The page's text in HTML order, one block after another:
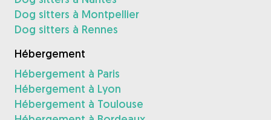
Dog sitters à Montpellier
Dog sitters à Rennes
Hébergement
Hébergement à Paris
Hébergement à Lyon
Hébergement à Toulouse